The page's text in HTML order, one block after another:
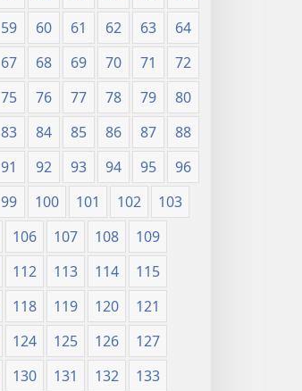
59 60 61 62 63
64
67 68 69 70 71
72
75 76 77 78 79
80
83 84 85 86 87
88
91 92 93 94 95
96
99 100 101 102
103
106 107 108
109
112 113 114
115
118 119 120
121
124 125 126
127
130 131 132
133